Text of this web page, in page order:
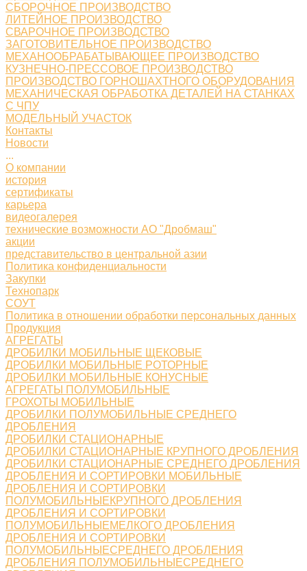
СБОРОЧНОЕ ПРОИЗВОДСТВО
ЛИТЕЙНОЕ ПРОИЗВОДСТВО
СВАРОЧНОЕ ПРОИЗВОДСТВО
ЗАГОТОВИТЕЛЬНОЕ ПРОИЗВОДСТВО
МЕХАНООБРАБАТЫВАЮЩЕЕ ПРОИЗВОДСТВО
КУЗНЕЧНО-ПРЕССОВОЕ ПРОИЗВОДСТВО
ПРОИЗВОДСТВО ГОРНОШАХТНОГО ОБОРУДОВАНИЯ
МЕХАНИЧЕСКАЯ ОБРАБОТКА ДЕТАЛЕЙ НА СТАНКАХ
С ЧПУ
МОДЕЛЬНЫЙ УЧАСТОК
Контакты
Новости
...
О компании
история
сертификаты
карьера
видеогалерея
технические возможности АО "Дробмаш"
акции
представительство в центральной азии
Политика конфиденциальности
Закупки
Технопарк
СОУТ
Политика в отношении обработки персональных данных
Продукция
АГРЕГАТЫ
ДРОБИЛКИ МОБИЛЬНЫЕ ЩЕКОВЫЕ
ДРОБИЛКИ МОБИЛЬНЫЕ РОТОРНЫЕ
ДРОБИЛКИ МОБИЛЬНЫЕ КОНУСНЫЕ
АГРЕГАТЫ ПОЛУМОБИЛЬНЫЕ
ГРОХОТЫ МОБИЛЬНЫЕ
ДРОБИЛКИ ПОЛУМОБИЛЬНЫЕ СРЕДНЕГО
ДРОБЛЕНИЯ
ДРОБИЛКИ СТАЦИОНАРНЫЕ
ДРОБИЛКИ СТАЦИОНАРНЫЕ КРУПНОГО ДРОБЛЕНИЯ
ДРОБИЛКИ СТАЦИОНАРНЫЕ СРЕДНЕГО ДРОБЛЕНИЯ
ДРОБЛЕНИЯ И СОРТИРОВКИ МОБИЛЬНЫЕ
ДРОБЛЕНИЯ И СОРТИРОВКИ
ПОЛУМОБИЛЬНЫЕКРУПНОГО ДРОБЛЕНИЯ
ДРОБЛЕНИЯ И СОРТИРОВКИ
ПОЛУМОБИЛЬНЫЕМЕЛКОГО ДРОБЛЕНИЯ
ДРОБЛЕНИЯ И СОРТИРОВКИ
ПОЛУМОБИЛЬНЫЕСРЕДНЕГО ДРОБЛЕНИЯ
ДРОБЛЕНИЯ ПОЛУМОБИЛЬНЫЕСРЕДНЕГО